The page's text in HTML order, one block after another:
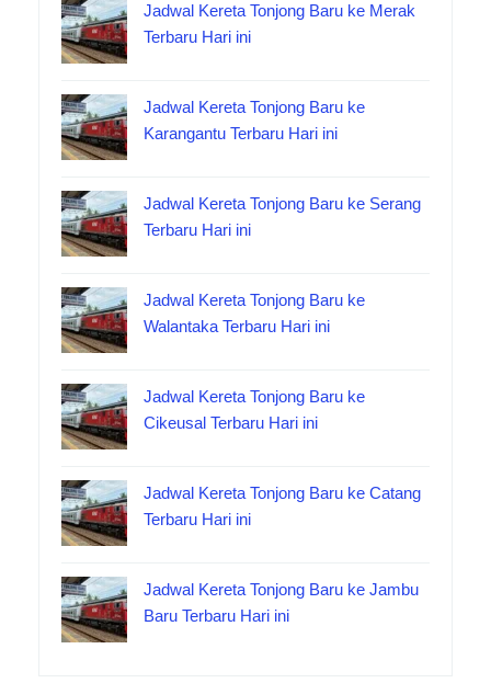
Jadwal Kereta Tonjong Baru ke Merak
Terbaru Hari ini
Jadwal Kereta Tonjong Baru ke
Karangantu Terbaru Hari ini
Jadwal Kereta Tonjong Baru ke Serang
Terbaru Hari ini
Jadwal Kereta Tonjong Baru ke
Walantaka Terbaru Hari ini
Jadwal Kereta Tonjong Baru ke
Cikeusal Terbaru Hari ini
Jadwal Kereta Tonjong Baru ke Catang
Terbaru Hari ini
Jadwal Kereta Tonjong Baru ke Jambu
Baru Terbaru Hari ini